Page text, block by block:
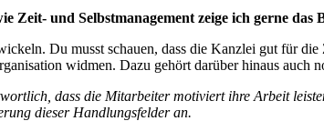
und Selbstmanagement zeige ich gerne
Du musst schauen, dass die Kanzlei gut für
widmen. Dazu gehört darüber hinaus auch
dass die Mitarbeiter motiviert ihre Arbeit
dieser Handlungsfelder an.